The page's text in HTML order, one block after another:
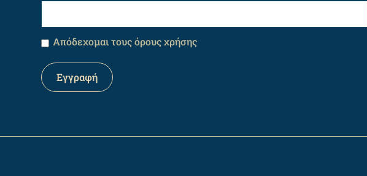
Απόδεχομαι τους όρους χρήσης